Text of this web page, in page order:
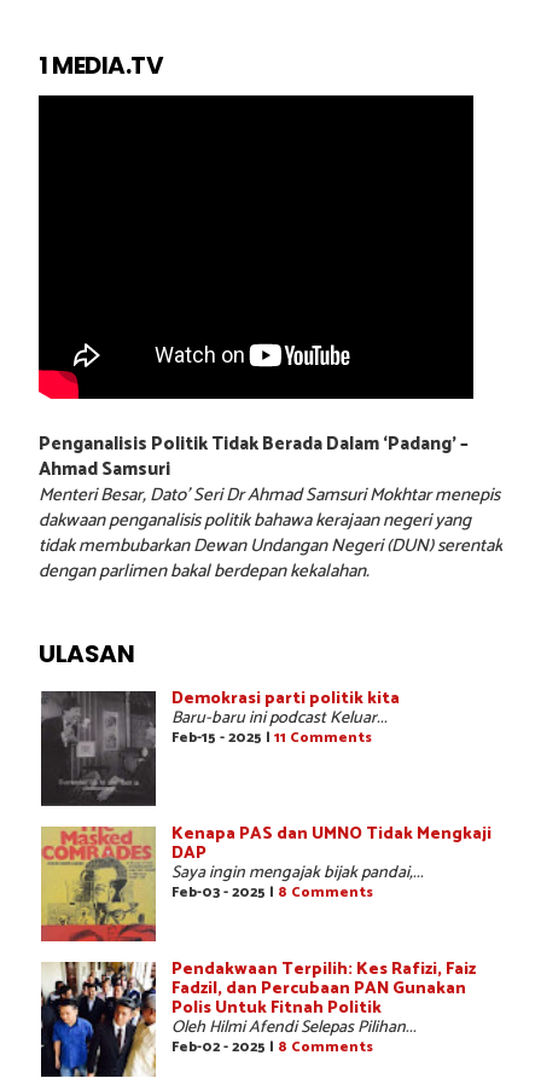
1 MEDIA.TV
Penganalisis Politik Tidak Berada Dalam ‘Padang’ –
Ahmad Samsuri
Menteri Besar, Dato’ Seri Dr Ahmad Samsuri Mokhtar menepis
dakwaan penganalisis politik bahawa kerajaan negeri yang
tidak membubarkan Dewan Undangan Negeri (DUN) serentak
dengan parlimen bakal berdepan kekalahan.
ULASAN
Demokrasi parti politik kita
Baru-baru ini podcast Keluar...
Feb-15 - 2025 | 11 Comments
Kenapa PAS dan UMNO Tidak Mengkaji
DAP
Saya ingin mengajak bijak pandai,...
Feb-03 - 2025 | 8 Comments
Pendakwaan Terpilih: Kes Rafizi, Faiz
Fadzil, dan Percubaan PAN Gunakan
Polis Untuk Fitnah Politik
Oleh Hilmi Afendi Selepas Pilihan...
Feb-02 - 2025 | 8 Comments